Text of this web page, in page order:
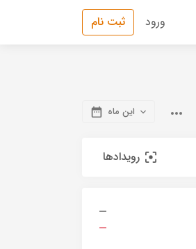
ورود ثبت نام
این ماه
رویدادها
—
—